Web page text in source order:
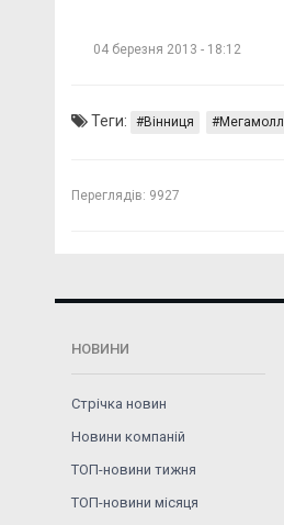
04 березня 2013 - 18:12
Теги: Вінниця Мегамолл
Переглядів: 9927
НОВИНИ
Стрічка новин
Новини компаній
ТОП-новини тижня
ТОП-новини місяця